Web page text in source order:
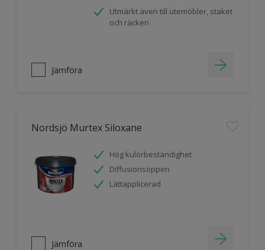
Utmärkt även till utemöbler, staket
och räcken
Jämföra
Nordsjö Murtex Siloxane
Hög kulörbeständighet
Diffusionsöppen
Lättapplicerad
Jämföra